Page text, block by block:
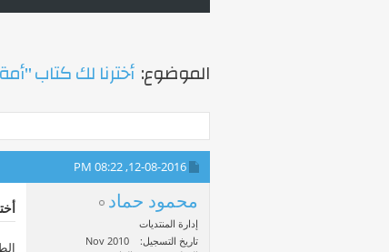
الموضوع: أخترنا لك كتاب
12-08-2016,
08:22 PM
محمود حماد
إدارة المنتديات
تاريخ التسجيل
Nov 2010